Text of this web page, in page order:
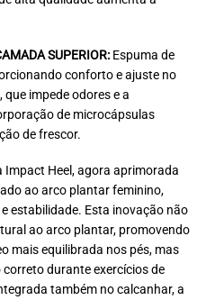
SUPERIOR: Espuma de
conforto e ajuste no
impede odores e a
de microcápsulas
de frescor.
Impact Heel, agora aprimorada
ao arco plantar feminino,
estabilidade. Esta inovação não
ao arco plantar, promovendo
mais equilibrada nos pés, mas
durante exercícios de
também no calcanhar, a